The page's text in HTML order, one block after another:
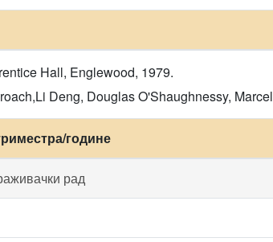
Hall, Englewood, 1979.
Deng, Douglas O'Shaughnessy,
године
рад